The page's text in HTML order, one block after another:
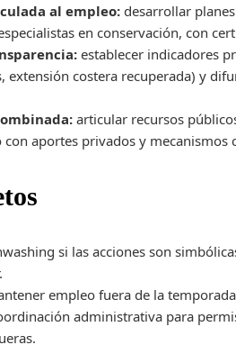
al empleo: desarrollar
en conservación, con
establecer indicadores
extensión costera recuperada) y
articular recursos
aportes privados y mecanismos
si las acciones son
empleo fuera de la
administrativa para